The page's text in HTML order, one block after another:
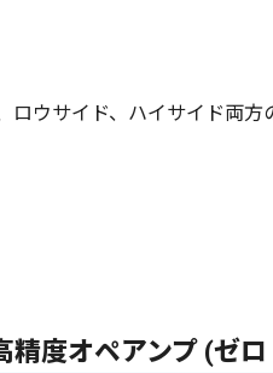
ロウサイド、ハイサイド両方
精度オペアンプ (ゼ